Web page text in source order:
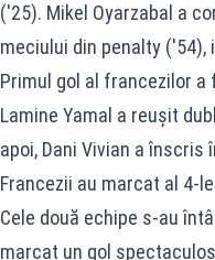
('25). Mikel Oyarzabal a
meciului din penalty
Primul gol al francezilor a
Lamine Yamal a reușit
apoi, Dani Vivian a înscris
Francezii au marcat al 4-
Cele două echipe s-au
marcat un gol